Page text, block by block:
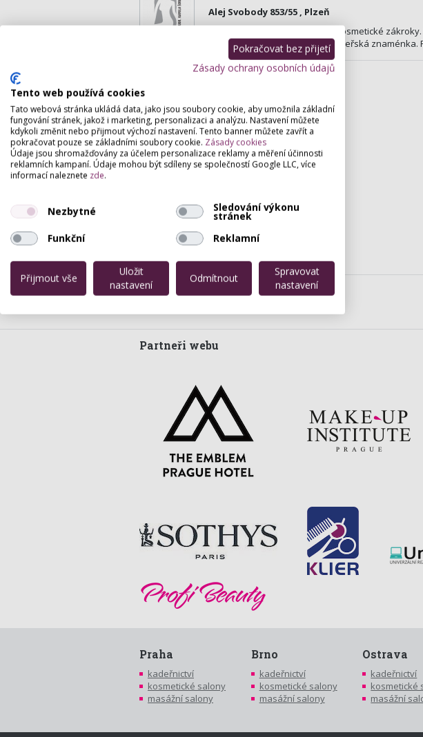
Alej Svobody 853/55 , Plzeň
Plastická a estetická chirurgie, kosmetické
nos, rty, vrásky, prsa, boltce, mateřská
Partneři webu
Praha
kadeřnictví
kosmetické salony
masážní salony
Brno
kadeřnictví
kosmetické salony
masážní salony
Ostrava
kadeřnictví
kosmetické
masážní
Pokračovat bez přijetí
Zásady ochrany osobních údajů
Tento web používá cookies
Tato webová stránka ukládá data, jako jsou soubory cookie, aby umožnila základní
fungování stránek, jakož i marketing, personalizaci a analýzu. Nastavení můžete
kdykoli změnit nebo přijmout výchozí nastavení. Tento banner můžete zavřít a
pokračovat pouze se základními soubory cookie. Zásady cookies
Údaje jsou shromažďovány za účelem personalizace reklamy a měření účinnosti
reklamních kampaní. Údaje mohou být sdíleny se společností Google LLC, více
informací naleznete zde.
Nezbytné Sledování výkonu
stránek
Funkční
Reklamní
Přijmout vše
Uložit
nastavení
Odmítnout
Spravovat
nastavení